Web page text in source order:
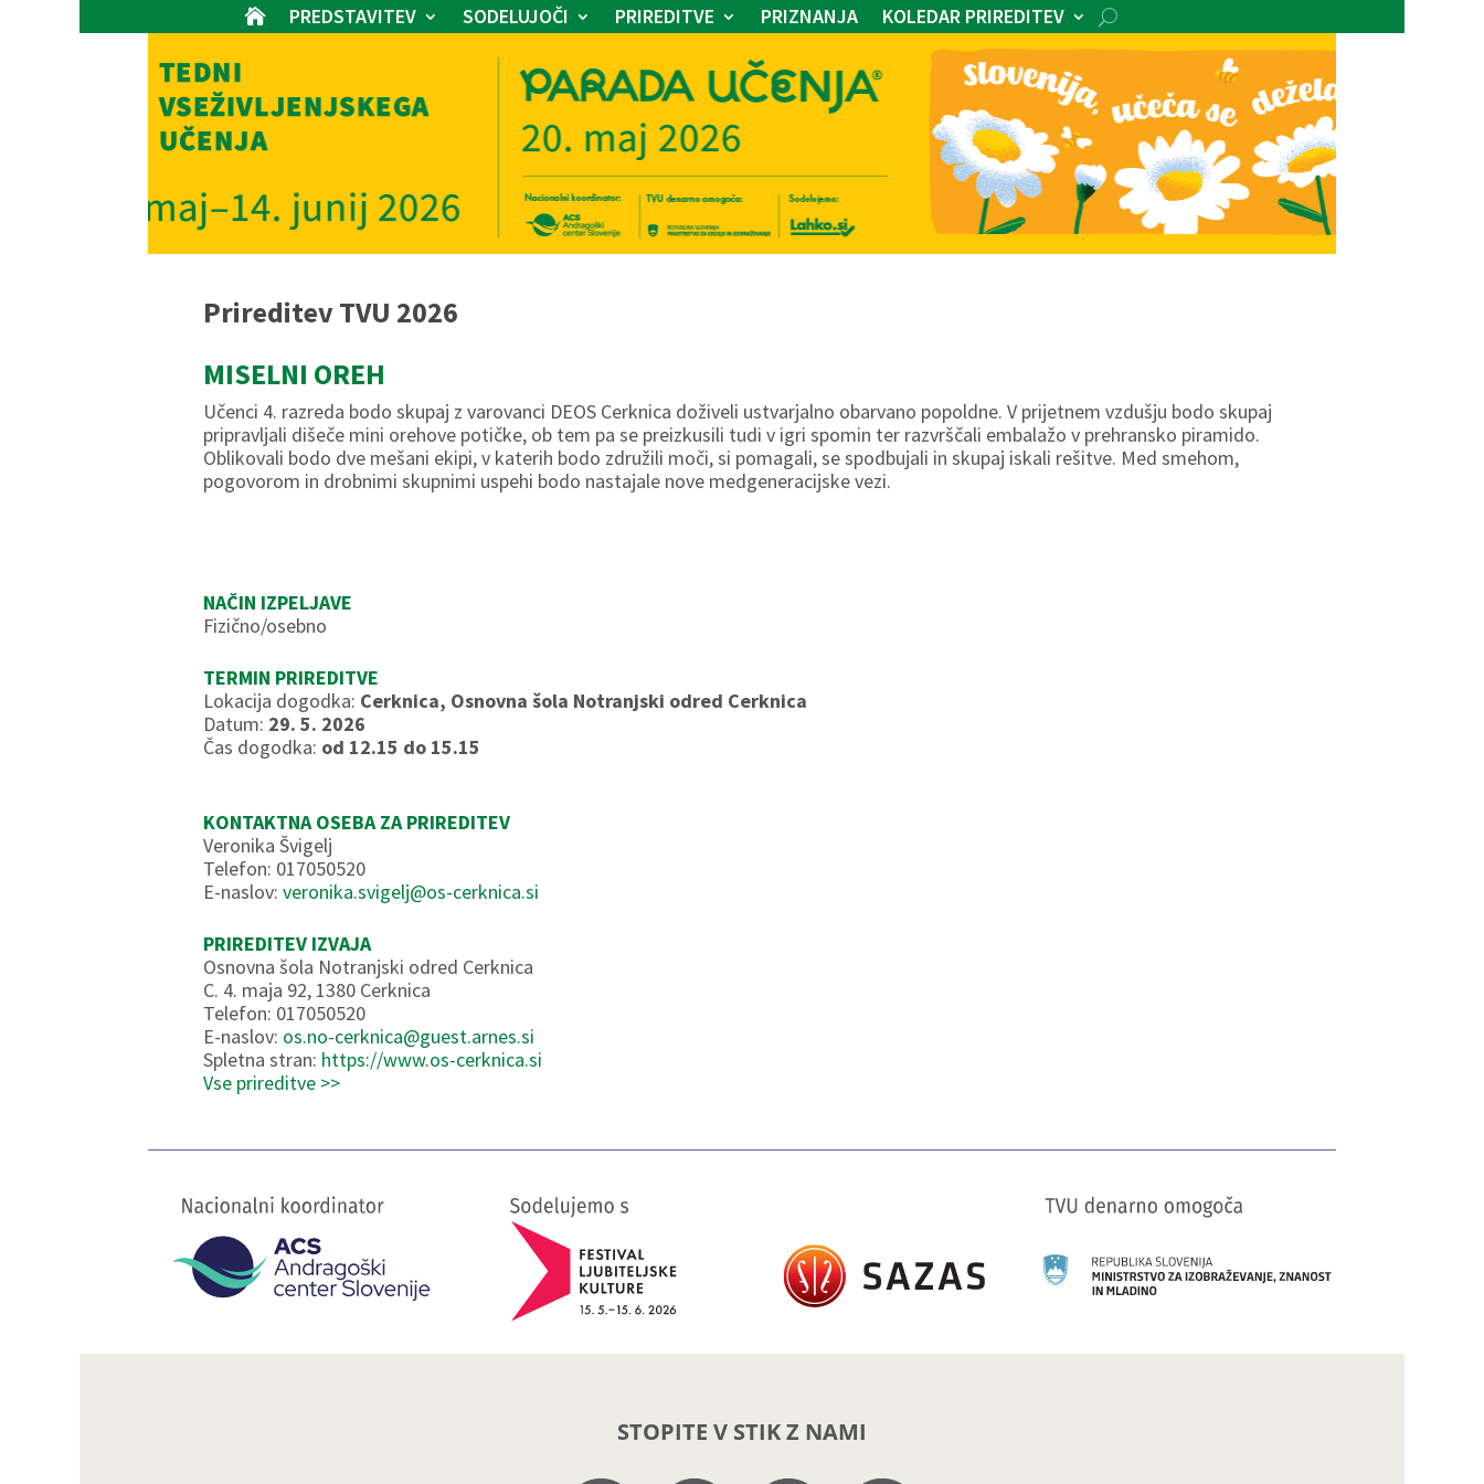
 PREDSTAVITEV SODELUJOČI PRIREDITVE PRIZNANJA KOLEDAR PRIREDITEV
Prireditev TVU 2026
MISELNI OREH
Učenci 4. razreda bodo skupaj z varovanci DEOS Cerknica doživeli ustvarjalno obarvano popoldne. V prijetnem vzdušju bodo skupaj
pripravljali dišeče mini orehove potičke, ob tem pa se preizkusili tudi v igri spomin ter razvrščali embalažo v prehransko piramido.
Oblikovali bodo dve mešani ekipi, v katerih bodo združili moči, si pomagali, se spodbujali in skupaj iskali rešitve. Med smehom,
pogovorom in drobnimi skupnimi uspehi bodo nastajale nove medgeneracijske vezi.
NAČIN IZPELJAVE
Fizično/osebno
TERMIN PRIREDITVE
Lokacija dogodka: Cerknica, Osnovna šola Notranjski odred Cerknica
Datum: 29. 5. 2026
Čas dogodka: od 12.15 do 15.15
KONTAKTNA OSEBA ZA PRIREDITEV
Veronika Švigelj
Telefon: 017050520
E-naslov:veronika.svigelj@os-cerknica.si
PRIREDITEV IZVAJA
Osnovna šola Notranjski odred Cerknica
C. 4. maja 92, 1380 Cerknica
Telefon: 017050520
E-naslov: os.no-cerknica@guest.arnes.si
Spletna stran: https://www.os-cerknica.si
Vse prireditve >>
STOPITE V STIK Z NAMI